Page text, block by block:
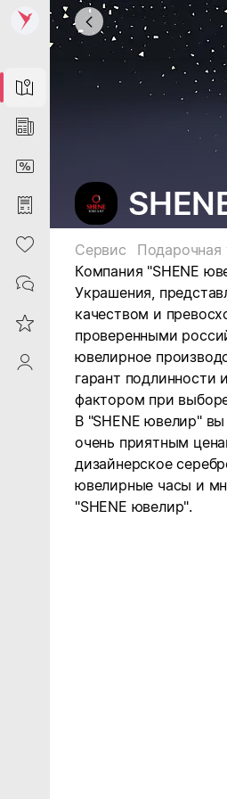
Map
News
DiscountCard
Purchases
Heart
Contacts
Reviews
ProfileSaby
Сервис Подарочная
Компания "SHENE
Украшения,
качеством и
проверенными
ювелирное
гарант подлинности
фактором при
В "SHENE ювелир"
очень приятным
дизайнерское
ювелирные часы и
"SHENE ювелир".